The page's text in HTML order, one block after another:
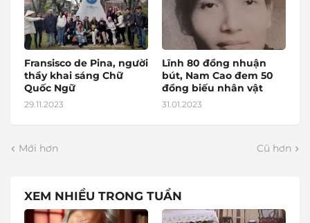
Fransisco de Pina, người
thầy khai sáng Chữ
Quốc Ngữ
29.11.2023
Lĩnh 80 đồng nhuận
bút, Nam Cao đem 50
đồng biếu nhân vật
31.01.2023
Mới hơn Cũ hơn
XEM NHIỀU TRONG TUẦN